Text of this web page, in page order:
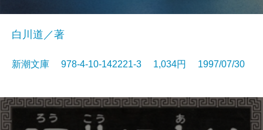
白川道／著
新潮文庫 978-4-10-142221-3 1,034円 1997/07/30